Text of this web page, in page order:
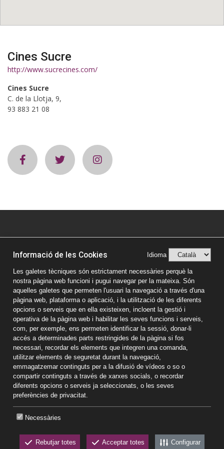
Cines Sucre
http://www.sucrecines.com/
Cines Sucre
C. de la Llotja, 9,
93 883 21 08
© Vic Comerç 2026
Avís legal
Política de privacitat
Política de Cookies
Informació de les Cookies Idioma
Les galetes tècniques són estrictament necessàries perquè la
nostra pàgina web funcioni i pugui navegar per la mateixa. Són
aquelles galetes que permeten l'usuari la navegació a través d'una
pàgina web, plataforma o aplicació, i la utilització de les diferents
opcions o serveis que en ella existeixen, incloent la gestió i
operativa de la pàgina web i habilitar les seves funcions i serveis,
com, per exemple, ens permeten identificar la sessió, donar-li
accés a determinades parts restringides de la pàgina si fos
necessari, recordar els elements que integren una comanda,
utilitzar elements de seguretat durant la navegació,
emmagatzemar continguts per a la difusió de vídeos o so o
compartir continguts a través de xarxes socials, o recordar
diferents opcions o serveis ja seleccionats, o les seves
preferències de privacitat.
Necessàries
Rebutjar totes Acceptar totes Configurar